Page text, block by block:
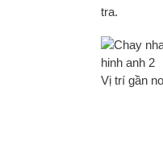
tra.
Vị trí gần